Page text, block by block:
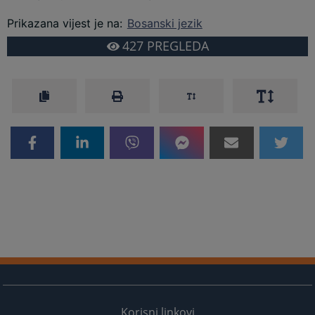
Prikazana vijest je na: Bosanski jezik
427PREGLEDA
Korisni linkovi